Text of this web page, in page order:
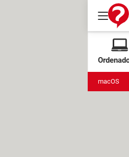
macOS